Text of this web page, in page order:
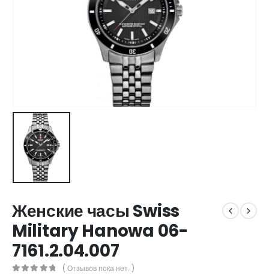
Женские часы Swiss
Military Hanowa 06-
7161.2.04.007
( Отзывов пока нет. )